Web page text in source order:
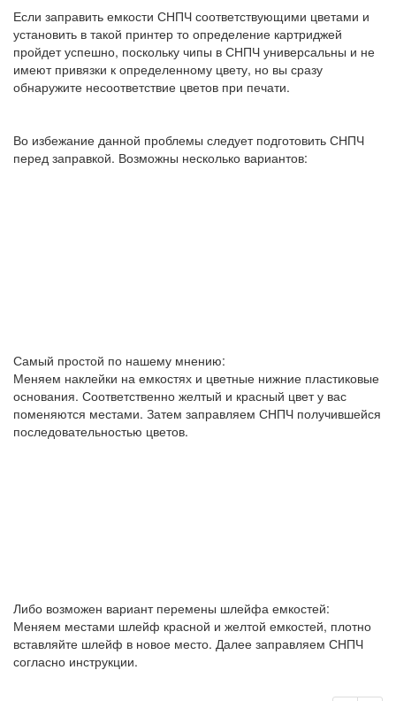
Если заправить емкости СНПЧ соответствующими цветами и
установить в такой принтер то определение картриджей
пройдет успешно, поскольку чипы в СНПЧ универсальны и не
имеют привязки к определенному цвету, но вы сразу
обнаружите несоответствие цветов при печати.
Во избежание данной проблемы следует подготовить СНПЧ
перед заправкой. Возможны несколько вариантов:
Самый простой по нашему мнению:
Меняем наклейки на емкостях и цветные нижние пластиковые
основания. Соответственно желтый и красный цвет у вас
поменяются местами. Затем заправляем СНПЧ получившейся
последовательностью цветов.
Либо возможен вариант перемены шлейфа емкостей:
Меняем местами шлейф красной и желтой емкостей, плотно
вставляйте шлейф в новое место. Далее заправляем СНПЧ
согласно инструкции.